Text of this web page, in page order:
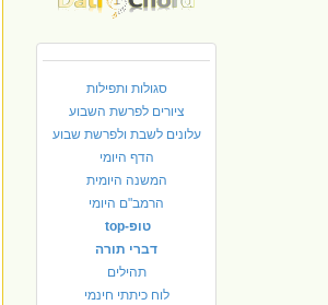
סגולות ותפילות
ציורים לפרשת השבוע
עלונים לשבת ולפרשת שבוע
הדף היומי
המשנה היומית
הרמב"ם היומי
טופ-top
דברי תורה
תהילים
לוח כיתתי חינמי